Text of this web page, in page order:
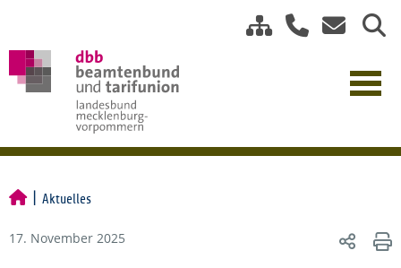
Aktuelles
17. November 2025